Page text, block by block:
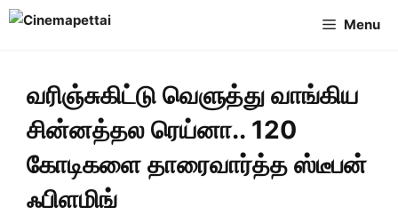
Skip
Menu
வரிஞ்சுகிட்டு வெளுத்து வாங்கிய
சின்னத்தல ரெய்னா.. 120
கோடிகளை தாரைவார்த்த ஸ்டீபன்
ஃபிளமிங்